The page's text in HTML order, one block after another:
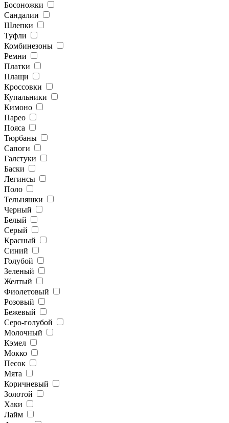
Босоножки
Сандалии
Шлепки
Туфли
Комбинезоны
Ремни
Платки
Плащи
Кроссовки
Купальники
Кимоно
Парео
Пояса
Тюрбаны
Сапоги
Галстуки
Баски
Легинсы
Поло
Тельняшки
Черный
Белый
Серый
Красный
Синий
Голубой
Зеленый
Желтый
Фиолетовый
Розовый
Бежевый
Серо-голубой
Молочный
Кэмел
Мокко
Песок
Мята
Коричневый
Золотой
Хаки
Лайм